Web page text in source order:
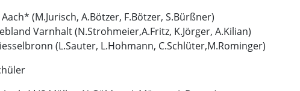
Aach* (M.Jurisch, A.Bötzer, F.Bötzer, S.Bürßner)
Varnhalt (N.Strohmeier,A.Fritz, K.Jörger, A.Kilian)
(L.Sauter, L.Hohmann, C.Schlüter,M.Rominger)